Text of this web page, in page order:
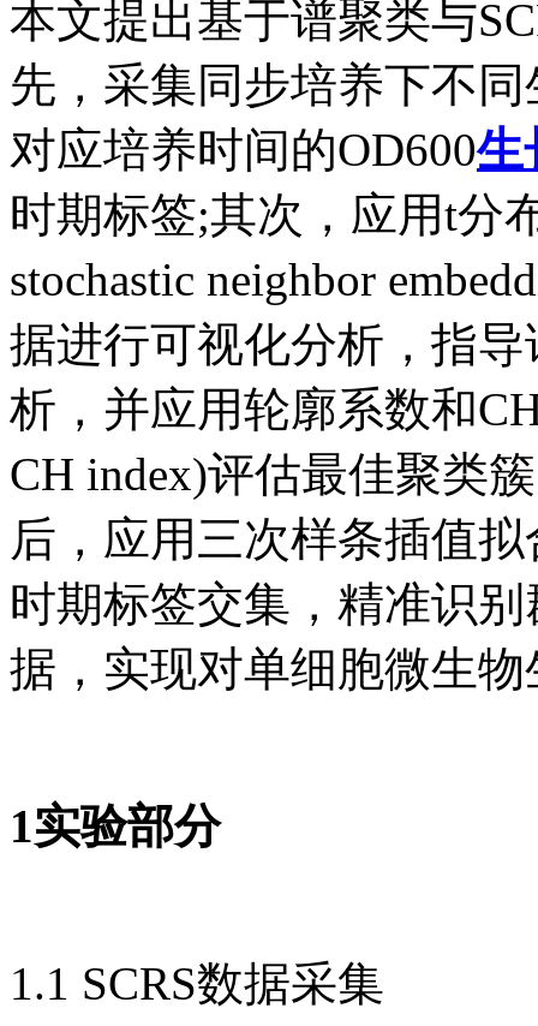
本文提出基于谱聚类与
先，采集同步培养下不
对应培养时间的OD600生
时期标签;其次，应用t分
stochastic neighbor
据进行可视化分析，指
析，并应用轮廓系数和
CH index)评估最佳聚类
后，应用三次样条插值
时期标签交集，精准识
据，实现对单细胞微生
1实验部分
1.1 SCRS数据采集